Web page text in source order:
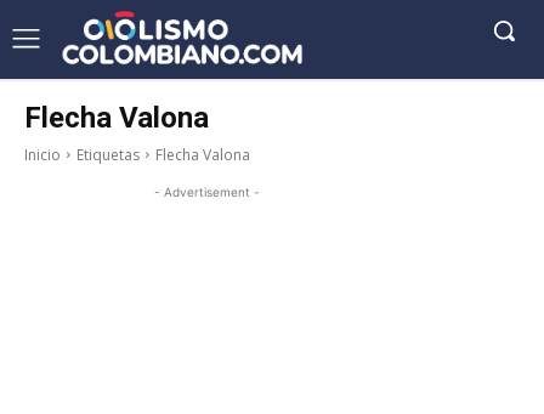
Flecha Valona
Inicio Etiquetas Flecha Valona
- Advertisement -